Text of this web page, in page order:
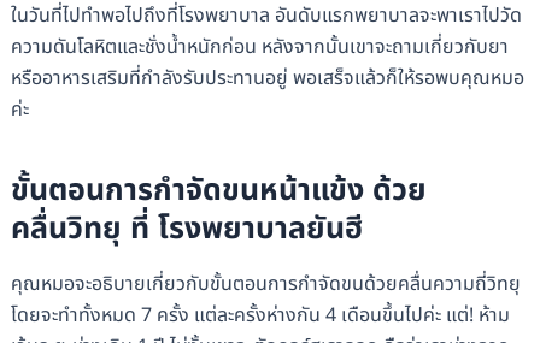
ในวันที่ไปทำพอไปถึงที่โรงพยาบาล อันดับแรกพยาบาลจะพาเราไปวัด
ความดันโลหิตและชั่งน้ำหนักก่อน หลังจากนั้นเขาจะถามเกี่ยวกับยา
หรืออาหารเสริมที่กำลังรับประทานอยู่ พอเสร็จแล้วก็ให้รอพบคุณหมอ
ค่ะ
ขั้นตอนการกำจัดขนหน้าแข้ง ด้วย
คลื่นวิทยุ ที่ โรงพยาบาลยันฮี
คุณหมอจะอธิบายเกี่ยวกับขั้นตอนการกำจัดขนด้วยคลื่นความถี่วิทยุ
โดยจะทำทั้งหมด 7 ครั้ง แต่ละครั้งห่างกัน 4 เดือนขึ้นไปค่ะ แต่! ห้าม